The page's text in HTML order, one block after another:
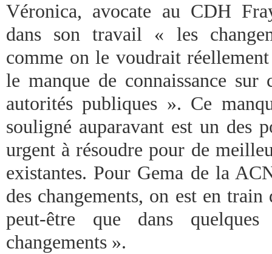
Véronica, avocate au CDH
dans son travail « les
comme on le voudrait
le manque de connaissance
autorités publiques ». Ce
souligné auparavant est un des
urgent à résoudre pour de
existantes. Pour Gema de la
des changements, on est en
peut-être que dans
changements ».